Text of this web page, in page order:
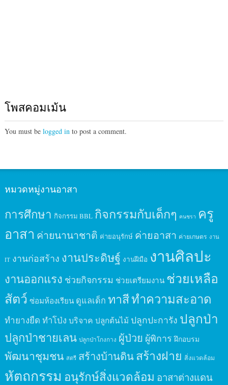
โพสคอมเม้น
You must be logged into post a comment.
หมวดหมู่งานอาสา
การศึกษา กิจกรรม BBL กิจกรรมกับเด็กๆ คนชรา ครู
อาสา ค่ายนานาชาติ ค่ายอนุรักษ์ ค่ายอาสา ค่ายเกษตร งาน
IT งานก่อสร้าง งานประดิษฐ์ งานฝีมือ งานศิลปะ
งานออกแรง ช่วยกิจกรรม ช่วยเตรียมงาน ช่วยเหลือ
สัตว์ ซ่อมห้องเรียน ดูแลเด็ก ทาสีทำความสะอาด
ทำยางยืด ทำโป่ง บริจาค ปลูกต้นไม้ ปลูกปะการัง ปลูกป่า
ปลูกป่าชายเลน ปลูกป่าโกงกาง ผู้ป่วย ผู้พิการ ฝึกอบรม
พัฒนาชุมชน สตรี สร้างบ้านดินสร้างฝาย สิ่งแวดล้อม
หัตถกรรม อนุรักษ์สิ่งแวดล้อม อาสาต่างแดน